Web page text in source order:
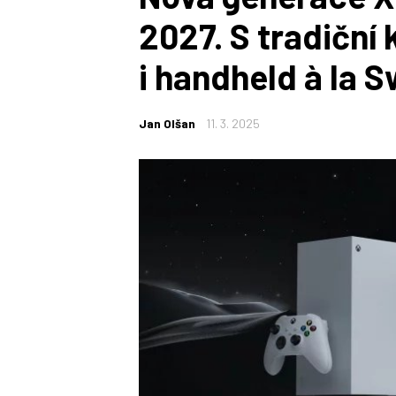
2027. S tradiční
i handheld à la
Jan Olšan 11. 3. 2025